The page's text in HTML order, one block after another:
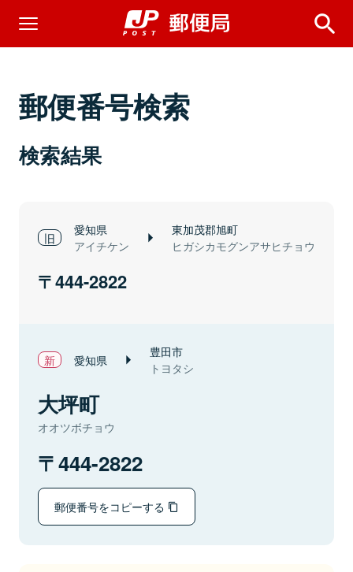
郵便番号検索
検索結果
愛知県
アイチケン
東加茂郡旭町
ヒガシカモグンアサヒチョウ
444-2822
愛知県 豊田市
トヨタシ
大坪町
オオツボチョウ
444-2822
郵便番号をコピーする